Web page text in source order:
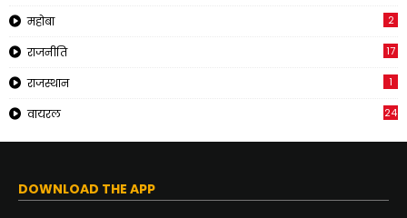
महोबा 2
राजनीति 17
राजस्थान 1
वायरल 24
DOWNLOAD THE APP